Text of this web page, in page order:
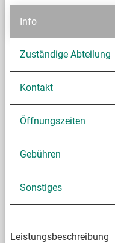
Info
Zuständige Abteilung
Kontakt
Öffnungszeiten
Gebühren
Sonstiges
Leistungsbeschreibung